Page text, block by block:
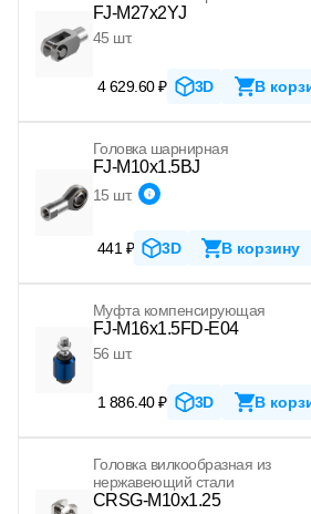
FJ-M27x2YJ
45 шт.
4 629.60 ₽ 3D В
Головка шарнирная
FJ-M10x1.5BJ
15 шт.
441 ₽ 3D В корзину
Муфта компенсирующая
FJ-M16x1.5FD-E04
56 шт.
1 886.40 ₽ 3D В
Головка вилкообразная из
нержавеющий стали
CRSG-M10x1.25